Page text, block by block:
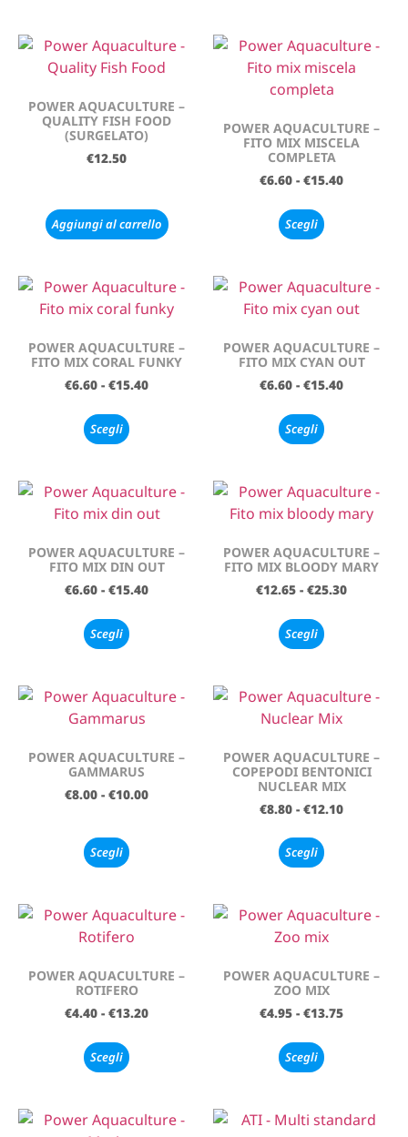
POWER AQUACULTURE –
QUALITY FISH FOOD
(SURGELATO)
€12.50
Aggiungi al carrello
POWER AQUACULTURE –
FITO MIX MISCELA
COMPLETA
€6.60 - €15.40
Scegli
POWER AQUACULTURE –
FITO MIX CORAL FUNKY
€6.60 - €15.40
Scegli
POWER AQUACULTURE –
FITO MIX CYAN OUT
€6.60 - €15.40
Scegli
POWER AQUACULTURE –
FITO MIX DIN OUT
€6.60 - €15.40
Scegli
POWER AQUACULTURE –
FITO MIX BLOODY MARY
€12.65 - €25.30
Scegli
POWER AQUACULTURE –
GAMMARUS
€8.00 - €10.00
Scegli
POWER AQUACULTURE –
COPEPODI BENTONICI
NUCLEAR MIX
€8.80 - €12.10
Scegli
POWER AQUACULTURE –
ROTIFERO
€4.40 - €13.20
Scegli
POWER AQUACULTURE –
ZOO MIX
€4.95 - €13.75
Scegli